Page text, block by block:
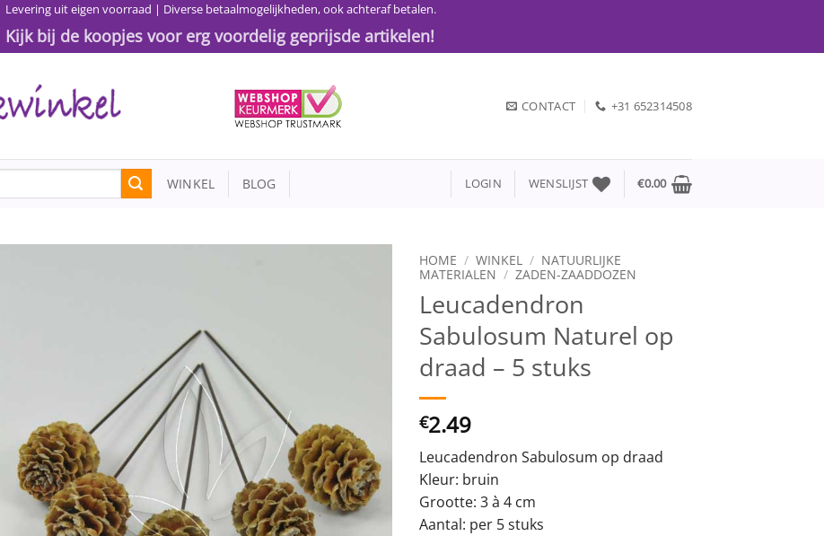
Levering uit eigen voorraad | Diverse betaalmogelijkheden, ook achteraf betalen.
Kijk bij de koopjes voor erg voordelig geprijsde artikelen!
CONTACT +31 652314508
WINKEL BLOG LOGIN WENSLIJST €0.00
HOME / WINKEL / NATUURLIJKE
MATERIALEN / ZADEN-ZAADDOZEN
Leucadendron
Sabulosum Naturel op
draad – 5 stuks
€2.49
Leucadendron Sabulosum op draad
Kleur: bruin
Grootte: 3 à 4 cm
Aantal: per 5 stuks